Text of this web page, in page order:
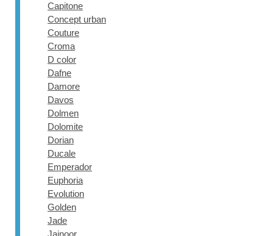
Capitone
Concept urban
Couture
Croma
D color
Dafne
Damore
Davos
Dolmen
Dolomite
Dorian
Ducale
Emperador
Euphoria
Evolution
Golden
Jade
Jainoor